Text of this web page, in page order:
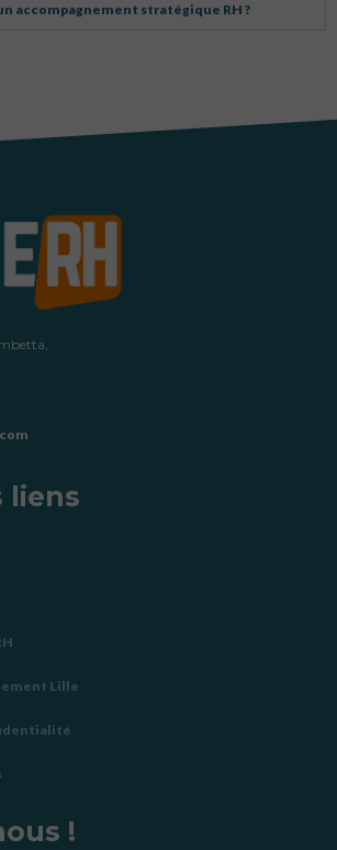
accompagnement stratégique RH ?
liens
Lille
!